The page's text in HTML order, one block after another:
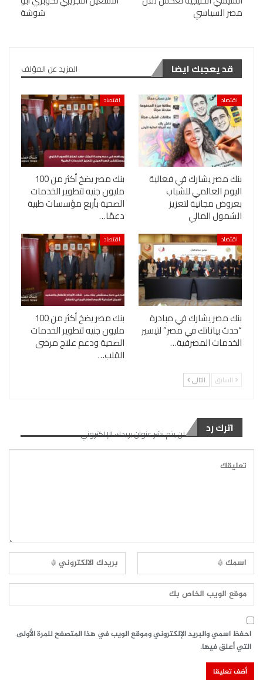
مصر السياسي شوشة
قد يعجبك ايضا المزيد عن المؤلف
اقتصاد
بنك مصر يشارك في فعالية
اليوم العالمي للشباب
بعروض مجانية لتعزيز
الشمول المالي
اقتصاد
بنك مصر يضخ أكثر من 100
مليون جنيه لتطوير الخدمات
الصحية بأربع مؤسسات طبية
دعمًا…
اقتصاد
بنك مصر يشارك في مبادرة
“حدث بياناتك في مصر” لتيسير
الخدمات المصرفية…
اقتصاد
بنك مصر يضخ أكثر من 100
مليون جنيه لتطوير الخدمات
الصحية ودعم علاج مرضى
القلب…
السابق التالي
اترك رد لن يتم نشر عنوان بريدك الإلكتروني.
احفظ اسمي والبريد الإلكتروني وموقع الويب في هذا المتصفح للمرة الأولى
التي أعلق فيها.